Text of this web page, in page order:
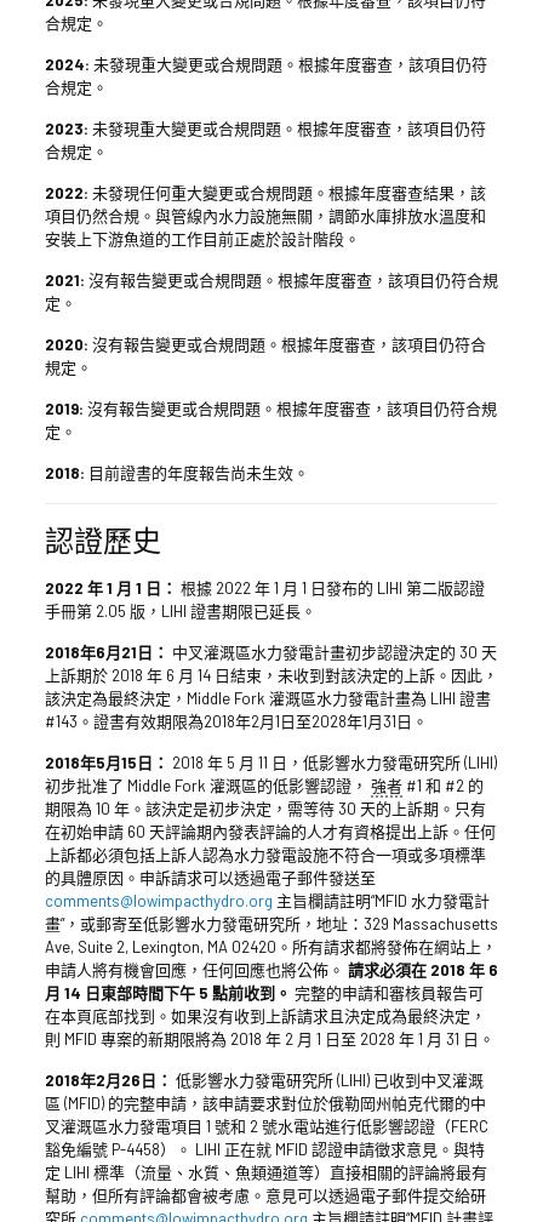
合規定。
2024: 未發現重大變更或合規問題。根據年度審查，該項目仍符
合規定。
2023: 未發現重大變更或合規問題。根據年度審查，該項目仍符
合規定。
2022: 未發現任何重大變更或合規問題。根據年度審查結果，該
項目仍然合規。與管線內水力設施無關，調節水庫排放水溫度和
安裝上下游魚道的工作目前正處於設計階段。
2021: 沒有報告變更或合規問題。根據年度審查，該項目仍符合規
定。
2020: 沒有報告變更或合規問題。根據年度審查，該項目仍符合
規定。
2019: 沒有報告變更或合規問題。根據年度審查，該項目仍符合規
定。
2018: 目前證書的年度報告尚未生效。
認證歷史
2022 年 1 月 1 日： 根據 2022 年 1 月 1 日發布的 LIHI 第二版認證
手冊第 2.05 版，LIHI 證書期限已延長。
2018年6月21日： 中叉灌溉區水力發電計畫初步認證決定的 30 天
上訴期於 2018 年 6 月 14 日結束，未收到對該決定的上訴。因此，
該決定為最終決定，Middle Fork 灌溉區水力發電計畫為 LIHI 證書
#143。證書有效期限為2018年2月1日至2028年1月31日。
2018年5月15日： 2018 年 5 月 11 日，低影響水力發電研究所 (LIHI)
初步批准了 Middle Fork 灌溉區的低影響認證， 強者#1 和 #2 的
期限為 10 年。該決定是初步決定，需等待 30 天的上訴期。只有
在初始申請 60 天評論期內發表評論的人才有資格提出上訴。任何
上訴都必須包括上訴人認為水力發電設施不符合一項或多項標準
的具體原因。申訴請求可以透過電子郵件發送至
comments@lowimpacthydro.org 主旨欄請註明“MFID 水力發電計
畫”，或郵寄至低影響水力發電研究所，地址：329 Massachusetts
Ave, Suite 2, Lexington, MA 02420。所有請求都將發佈在網站上，
申請人將有機會回應，任何回應也將公佈。 請求必須在 2018 年 6
月 14 日東部時間下午 5 點前收到。 完整的申請和審核員報告可
在本頁底部找到。如果沒有收到上訴請求且決定成為最終決定，
則 MFID 專案的新期限將為 2018 年 2 月 1 日至 2028 年 1 月 31 日。
2018年2月26日： 低影響水力發電研究所 (LIHI) 已收到中叉灌溉
區 (MFID) 的完整申請，該申請要求對位於俄勒岡州帕克代爾的中
叉灌溉區水力發電項目 1 號和 2 號水電站進行低影響認證（FERC
豁免編號 P-4458）。 LIHI 正在就 MFID 認證申請徵求意見。與特
定 LIHI 標準（流量、水質、魚類通道等）直接相關的評論將最有
幫助，但所有評論都會被考慮。意見可以透過電子郵件提交給研